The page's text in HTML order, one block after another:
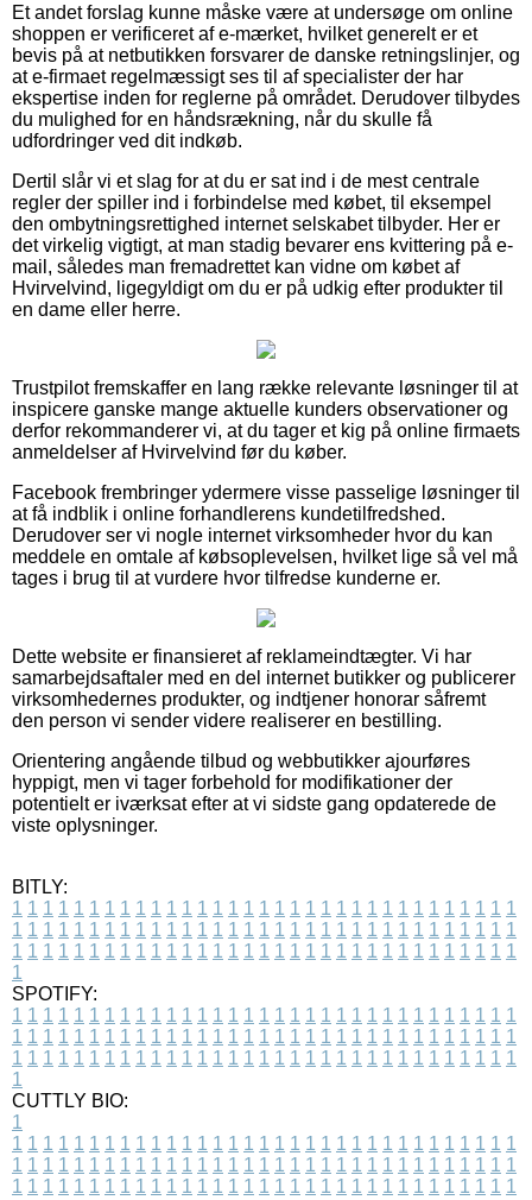
Et andet forslag kunne måske være at undersøge om online
shoppen er verificeret af e-mærket, hvilket generelt er et
bevis på at netbutikken forsvarer de danske retningslinjer, og
at e-firmaet regelmæssigt ses til af specialister der har
ekspertise inden for reglerne på området. Derudover tilbydes
du mulighed for en håndsrækning, når du skulle få
udfordringer ved dit indkøb.
Dertil slår vi et slag for at du er sat ind i de mest centrale
regler der spiller ind i forbindelse med købet, til eksempel
den ombytningsrettighed internet selskabet tilbyder. Her er
det virkelig vigtigt, at man stadig bevarer ens kvittering på e-
mail, således man fremadrettet kan vidne om købet af
Hvirvelvind, ligegyldigt om du er på udkig efter produkter til
en dame eller herre.
Trustpilot fremskaffer en lang række relevante løsninger til at
inspicere ganske mange aktuelle kunders observationer og
derfor rekommanderer vi, at du tager et kig på online firmaets
anmeldelser af Hvirvelvind før du køber.
Facebook frembringer ydermere visse passelige løsninger til
at få indblik i online forhandlerens kundetilfredshed.
Derudover ser vi nogle internet virksomheder hvor du kan
meddele en omtale af købsoplevelsen, hvilket lige så vel må
tages i brug til at vurdere hvor tilfredse kunderne er.
Dette website er finansieret af reklameindtægter. Vi har
samarbejdsaftaler med en del internet butikker og publicerer
virksomhedernes produkter, og indtjener honorar såfremt
den person vi sender videre realiserer en bestilling.
Orientering angående tilbud og webbutikker ajourføres
hyppigt, men vi tager forbehold for modifikationer der
potentielt er iværksat efter at vi sidste gang opdaterede de
viste oplysninger.
BITLY:
1 1 1 1 1 1 1 1 1 1 1 1 1 1 1 1 1 1 1 1 1 1 1 1 1 1 1 1 1 1 1 1 1
1 1 1 1 1 1 1 1 1 1 1 1 1 1 1 1 1 1 1 1 1 1 1 1 1 1 1 1 1 1 1 1 1
1 1 1 1 1 1 1 1 1 1 1 1 1 1 1 1 1 1 1 1 1 1 1 1 1 1 1 1 1 1 1 1 1
1
SPOTIFY:
1 1 1 1 1 1 1 1 1 1 1 1 1 1 1 1 1 1 1 1 1 1 1 1 1 1 1 1 1 1 1 1 1
1 1 1 1 1 1 1 1 1 1 1 1 1 1 1 1 1 1 1 1 1 1 1 1 1 1 1 1 1 1 1 1 1
1 1 1 1 1 1 1 1 1 1 1 1 1 1 1 1 1 1 1 1 1 1 1 1 1 1 1 1 1 1 1 1 1
1
CUTTLY BIO:
1
1 1 1 1 1 1 1 1 1 1 1 1 1 1 1 1 1 1 1 1 1 1 1 1 1 1 1 1 1 1 1 1 1
1 1 1 1 1 1 1 1 1 1 1 1 1 1 1 1 1 1 1 1 1 1 1 1 1 1 1 1 1 1 1 1 1
1 1 1 1 1 1 1 1 1 1 1 1 1 1 1 1 1 1 1 1 1 1 1 1 1 1 1 1 1 1 1 1 1